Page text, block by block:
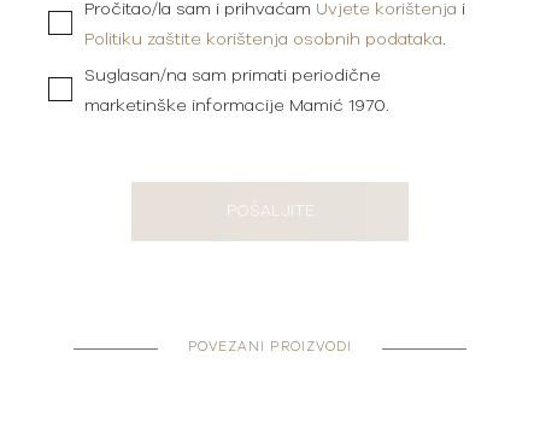
Pročitao/la sam i prihvaćam Uvjete korištenja i
Politiku zaštite korištenja osobnih podataka.
Suglasan/na sam primati periodične
marketinške informacije Mamić 1970.
POŠALJITE
POVEZANI PROIZVODI